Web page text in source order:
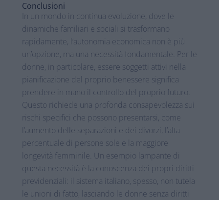
Conclusioni
In un mondo in continua evoluzione, dove le
dinamiche familiari e sociali si trasformano
rapidamente, l’autonomia economica non è più
un’opzione, ma una necessità fondamentale. Per le
donne, in particolare, essere soggetti attivi nella
pianificazione del proprio benessere significa
prendere in mano il controllo del proprio futuro.
Questo richiede una profonda consapevolezza sui
rischi specifici che possono presentarsi, come
l’aumento delle separazioni e dei divorzi, l’alta
percentuale di persone sole e la maggiore
longevità femminile. Un esempio lampante di
questa necessità è la conoscenza dei propri diritti
previdenziali: il sistema italiano, spesso, non tutela
le unioni di fatto, lasciando le donne senza diritti